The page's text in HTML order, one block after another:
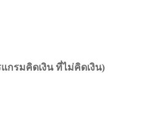
กรมคิดเงิน ที่ไม่คิดเงิน)